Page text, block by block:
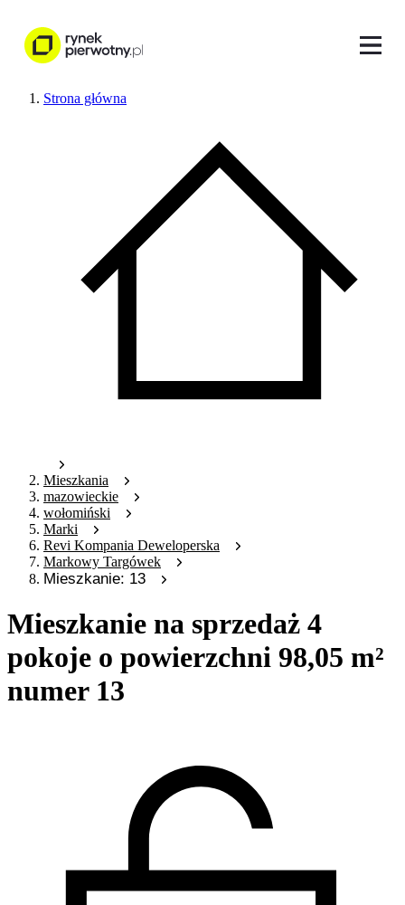
Strona główna
Mieszkania
mazowieckie
wołomiński
Marki
Revi Kompania Deweloperska
Markowy Targówek
Mieszkanie: 13
Mieszkanie na sprzedaż 4
pokoje o powierzchni 98,05 m²
numer 13